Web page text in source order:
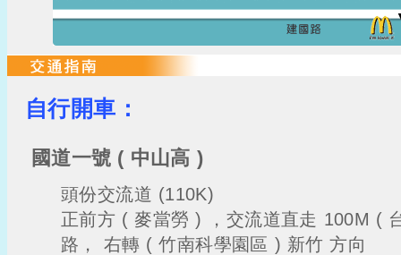
自行開車：
國道一號 ( 中山高 )
頭份交流道 (110K)
正前方 ( 麥當勞 ) ，交流道直走 100M (
路， 右轉 ( 竹南科學園區 ) 新竹 方向